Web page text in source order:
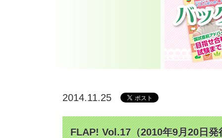
2014.11.25
FLAP! Vol.17（2010年9月20日発